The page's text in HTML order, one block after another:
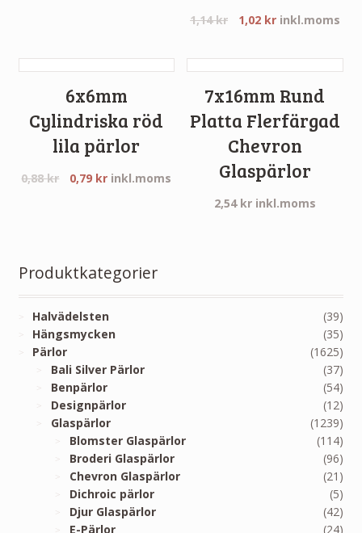
1,14kr 1,02 kr inkl.moms
6x6mm
Cylindriska röd
lila pärlor
0,88kr 0,79 kr inkl.moms
7x16mm Rund
Platta Flerfärgad
Chevron
Glaspärlor
2,54 kr inkl.moms
Produktkategorier
Halvädelsten
(39)
Hängsmycken
(35)
Pärlor
(1625)
Bali Silver Pärlor
(37)
Benpärlor
(54)
Designpärlor
(12)
Glaspärlor
(1239)
Blomster Glaspärlor
(114)
Broderi Glaspärlor
(96)
Chevron Glaspärlor
(21)
Dichroic pärlor
(5)
Djur Glaspärlor
(42)
E-Pärlor
(24)